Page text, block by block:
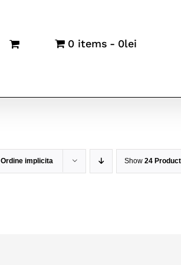
0 items 0lei
Ordine implicita Show 24